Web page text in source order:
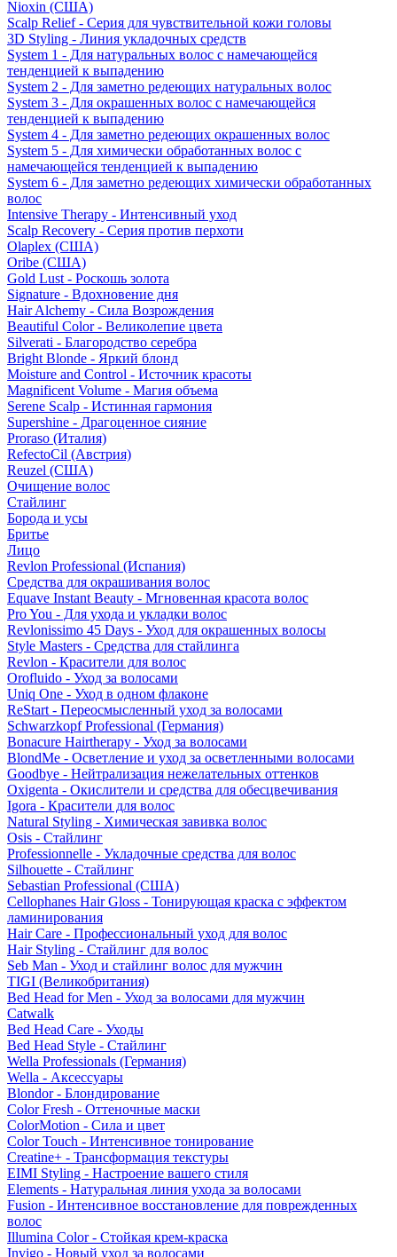
Nioxin (США)
Scalp Relief - Серия для чувствительной кожи головы
3D Styling - Линия укладочных средств
System 1 - Для натуральных волос с намечающейся
тенденцией к выпадению
System 2 - Для заметно редеющих натуральных волос
System 3 - Для окрашенных волос с намечающейся
тенденцией к выпадению
System 4 - Для заметно редеющих окрашенных волос
System 5 - Для химически обработанных волос с
намечающейся тенденцией к выпадению
System 6 - Для заметно редеющих химически обработанных
волос
Intensive Therapy - Интенсивный уход
Scalp Recovery - Серия против перхоти
Olaplex (США)
Oribe (США)
Gold Lust - Роскошь золота
Signature - Вдохновение дня
Hair Alchemy - Сила Возрождения
Beautiful Color - Великолепие цвета
Silverati - Благородство серебра
Bright Blonde - Яркий блонд
Moisture and Control - Источник красоты
Magnificent Volume - Магия объема
Serene Scalp - Истинная гармония
Supershine - Драгоценное сияние
Proraso (Италия)
RefectoCil (Австрия)
Reuzel (США)
Очищение волос
Стайлинг
Борода и усы
Бритье
Лицо
Revlon Professional (Испания)
Средства для окрашивания волос
Equave Instant Beauty - Мгновенная красота волос
Pro You - Для ухода и укладки волос
Revlonissimo 45 Days - Уход для окрашенных волосы
Style Masters - Средства для стайлинга
Revlon - Красители для волос
Orofluido - Уход за волосами
Uniq One - Уход в одном флаконе
ReStart - Переосмысленный уход за волосами
Schwarzkopf Professional (Германия)
Bonacure Hairtherapy - Уход за волосами
BlondMe - Осветление и уход за осветленными волосами
Goodbye - Нейтрализация нежелательных оттенков
Oxigenta - Окислители и средства для обесцвечивания
Igora - Красители для волос
Natural Styling - Химическая завивка волос
Osis - Стайлинг
Professionnelle - Укладочные средства для волос
Silhouette - Стайлинг
Sebastian Professional (США)
Cellophanes Hair Gloss - Тонирующая краска с эффектом
ламинирования
Hair Care - Профессиональный уход для волос
Hair Styling - Стайлинг для волос
Seb Man - Уход и стайлинг волос для мужчин
TIGI (Великобритания)
Bed Head for Men - Уход за волосами для мужчин
Catwalk
Bed Head Care - Уходы
Bed Head Style - Стайлинг
Wella Professionals (Германия)
Wella - Аксессуары
Blondor - Блондирование
Color Fresh - Оттеночные маски
ColorMotion - Сила и цвет
Color Touch - Интенсивное тонирование
Creatine+ - Трансформация текстуры
EIMI Styling - Настроение вашего стиля
Elements - Натуральная линия ухода за волосами
Fusion - Интенсивное восстановление для поврежденных
волос
Illumina Color - Стойкая крем-краска
Invigo - Новый уход за волосами